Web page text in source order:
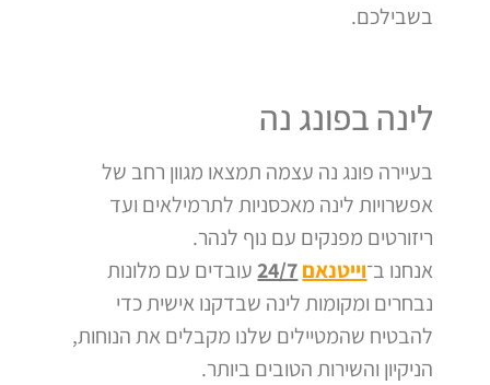
בשבילכם.
לינה בפונג נה
בעיירה פונג נה עצמה תמצאו מגוון רחב של
אפשרויות לינה מאכסניות לתרמילאים ועד
ריזורטים מפנקים עם נוף לנהר.
אנחנו ב־וייטנאם24/7עובדים עם מלונות
נבחרים ומקומות לינה שבדקנו אישית כדי
להבטיח שהמטיילים שלנו מקבלים את הנוחות,
הניקיון והשירות הטובים ביותר.